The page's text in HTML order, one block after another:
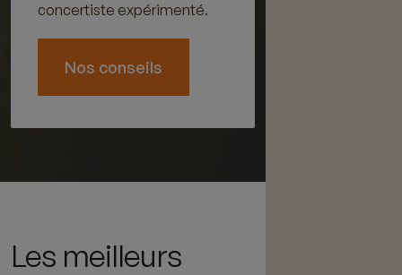
concertiste expérimenté.
Nos conseils
Les meilleurs